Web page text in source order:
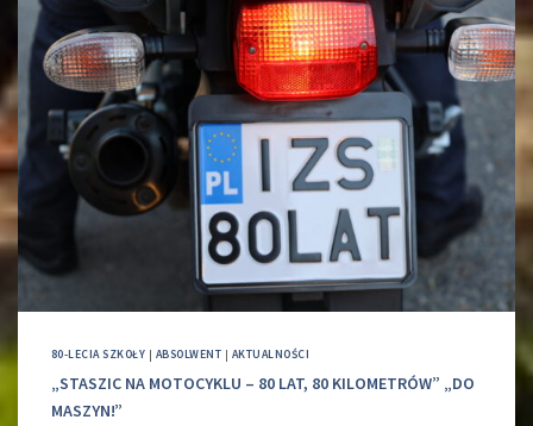
80-LECIA SZKOŁY | ABSOLWENT | AKTUALNOŚCI
„STASZIC NA MOTOCYKLU – 80 LAT, 80 KILOMETRÓW” „DO
MASZYN!”